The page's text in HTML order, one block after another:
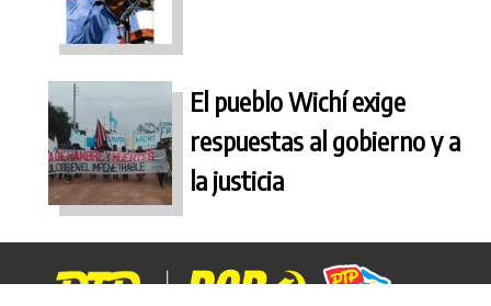
El pueblo Wichí exige
respuestas al gobierno y a
la justicia